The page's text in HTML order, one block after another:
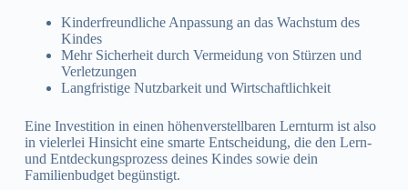
Kinderfreundliche Anpassung an das Wachstum des
Kindes
Mehr Sicherheit durch Vermeidung von Stürzen und
Verletzungen
Langfristige Nutzbarkeit und Wirtschaftlichkeit
Eine Investition in einen höhenverstellbaren Lernturm ist also
in vielerlei Hinsicht eine smarte Entscheidung, die den Lern-
und Entdeckungsprozess deines Kindes sowie dein
Familienbudget begünstigt.